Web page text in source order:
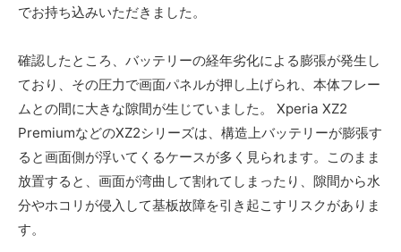
でお持ち込みいただきました。
確認したところ、バッテリーの経年劣化による膨張が発生し
ており、その圧力で画面パネルが押し上げられ、本体フレー
ムとの間に大きな隙間が生じていました。 Xperia XZ2
PremiumなどのXZ2シリーズは、構造上バッテリーが膨張す
ると画面側が浮いてくるケースが多く見られます。このまま
放置すると、画面が湾曲して割れてしまったり、隙間から水
分やホコリが侵入して基板故障を引き起こすリスクがありま
す。